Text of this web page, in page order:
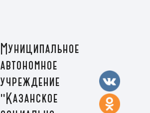
Муниципальное
автономное
учреждение
"Казанское